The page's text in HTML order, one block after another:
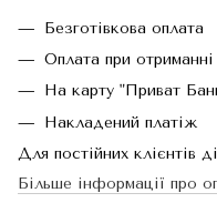
Безготівкова оплата
Оплата при отриманні
На карту "Приват
Накладений платіж
Для постійних клієнтів
Більше інформації про